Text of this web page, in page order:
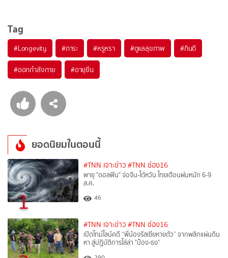
Tag
#Longevity #ภาระ #หรูหรา #ดูแลสุขภาพ #กินดี
#ออกกำลังกาย #อายุยืน
ยอดนิยมในตอนนี้
1
#TNN เจาะข่าว #TNN ช่อง16
พายุ "ดอลฟิน" จ่อจีน-ไต้หวัน ไทยเตือนฝนหนัก 6-9
ส.ค.
46
#TNN เจาะข่าว #TNN ช่อง16
เปิดไทม์ไลน์คดี “พี่น้องรัสเซียหายตัว” จากพลิกแผ่นดิน
หา สู่ปฏิบัติการไล่ล่า "ป๋อง-ธง"